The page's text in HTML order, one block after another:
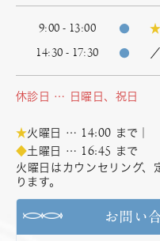
9:00 - 13:00 ● ★
14:30 - 17:30 ● ／
休診日 … 日曜日、祝日
★火曜日 … 14:00 まで｜
◆土曜日 … 16:45 まで
火曜日はカウンセリング、
ります。
お問い